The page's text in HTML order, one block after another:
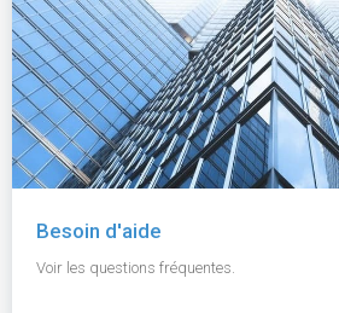
Besoin d'aide
Voir les questions fréquentes.